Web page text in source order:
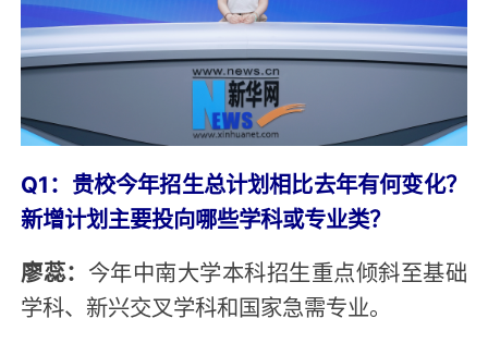
Q1：贵校今年招生总计划相比去年有何变化？
新增计划主要投向哪些学科或专业类？
廖蕊： 今年中南大学本科招生重点倾斜至基础
学科、新兴交叉学科和国家急需专业。